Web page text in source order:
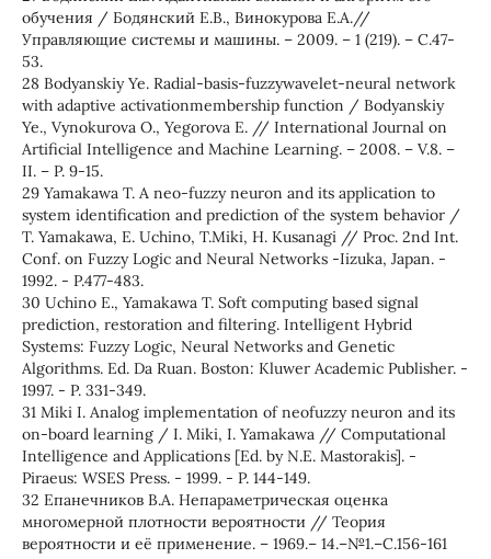
обучения / Бодянский Е.В., Винокурова Е.А.//
Управляющие системы и машины. – 2009. – 1 (219). – C.47-
53.
28 Bodyanskiy Ye. Radial-basis-fuzzywavelet-neural network
with adaptive activationmembership function / Bodyanskiy
Ye., Vynokurova O., Yegorova E. // International Journal on
Artificial Intelligence and Machine Learning. – 2008. – V.8. –
II. – P. 9-15.
29 Yamakawa T. A neo-fuzzy neuron and its application to
system identification and prediction of the system behavior /
T. Yamakawa, E. Uchino, T.Miki, H. Kusanagi // Proc. 2nd Int.
Conf. on Fuzzy Logic and Neural Networks -Iizuka, Japan. -
1992. - P.477-483.
30 Uchino E., Yamakawa T. Soft computing based signal
prediction, restoration and filtering. Intelligent Hybrid
Systems: Fuzzy Logic, Neural Networks and Genetic
Algorithms. Ed. Da Ruan. Boston: Kluwer Academic Publisher. -
1997. - P. 331-349.
31 Miki I. Analog implementation of neofuzzy neuron and its
on-board learning / I. Miki, I. Yamakawa // Computational
Intelligence and Applications [Ed. by N.E. Mastorakis]. -
Piraeus: WSES Press. - 1999. - P. 144-149.
32 Епанечников В.А. Непараметрическая оценка
многомерной плотности вероятности // Теория
вероятности и её применение. – 1969.– 14.–№1.–С.156-161